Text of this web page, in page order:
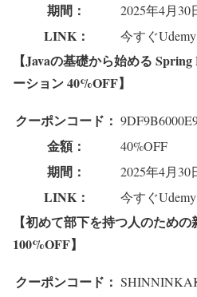
期間： 2025年4月30
LINK： 今すぐ
【Javaの基礎から始める
ーション 40%OFF】
クーポンコード：
金額： 40%OFF
期間： 2025年4月30
LINK： 今すぐ
【初めて部下を持つ人のため
100%OFF】
クーポンコード：